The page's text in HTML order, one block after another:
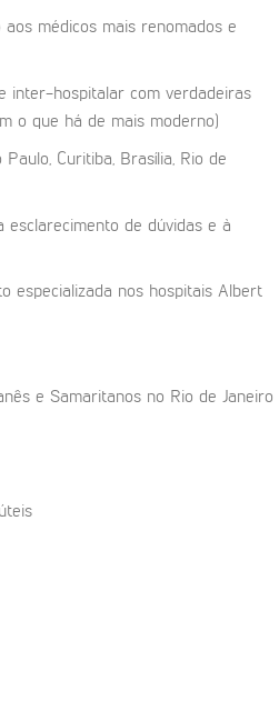
médicos mais renomados e
inter-hospitalar com verdadeiras
o que há de mais moderno)
Curitiba, Brasília, Rio de
esclarecimento de dúvidas e à
especializada nos hospitais Albert
e Samaritanos no Rio de Janeiro